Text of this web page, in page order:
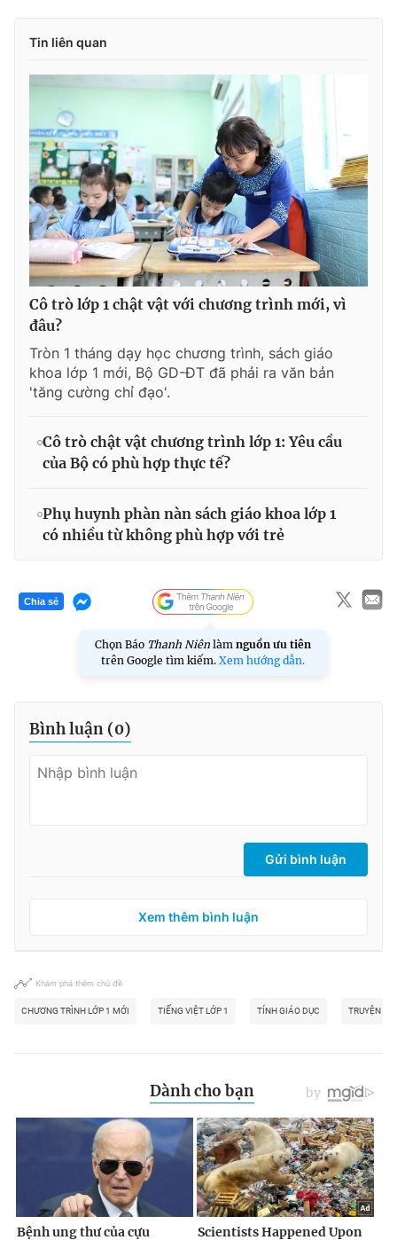
Tin liên quan
Cô trò lớp 1 chật vật với chương trình mới, vì
đâu?
Tròn 1 tháng dạy học chương trình, sách giáo
khoa lớp 1 mới, Bộ GD-ĐT đã phải ra văn bản
'tăng cường chỉ đạo'.
Cô trò chật vật chương trình lớp 1: Yêu cầu
của Bộ có phù hợp thực tế?
Phụ huynh phàn nàn sách giáo khoa lớp 1
có nhiều từ không phù hợp với trẻ
Chia sẻ
Chọn Báo Thanh Niên làm nguồn ưu tiên
trên Google tìm kiếm. Xem hướng dẫn.
Bình luận (0)
Gửi bình luận
Xem thêm bình luận
Khám phá thêm chủ đề
CHƯƠNG TRÌNH LỚP 1 MỚI TIẾNG VIỆT LỚP 1 TÍNH GIÁO DỤC TRUYỆN